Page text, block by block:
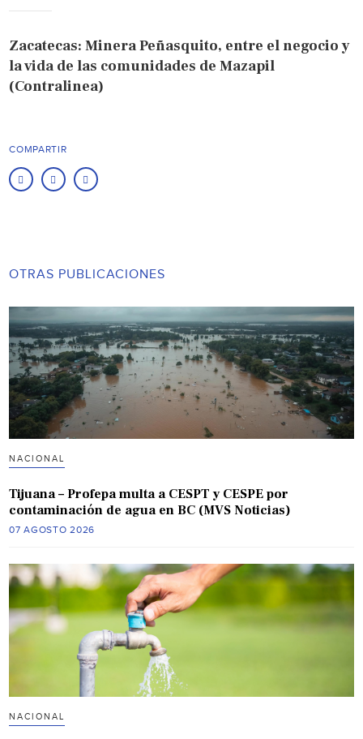
Zacatecas: Minera Peñasquito, entre el negocio y
la vida de las comunidades de Mazapil
(Contralinea)
COMPARTIR
OTRAS PUBLICACIONES
NACIONAL
Tijuana – Profepa multa a CESPT y CESPE por
contaminación de agua en BC (MVS Noticias)
07 AGOSTO 2026
NACIONAL